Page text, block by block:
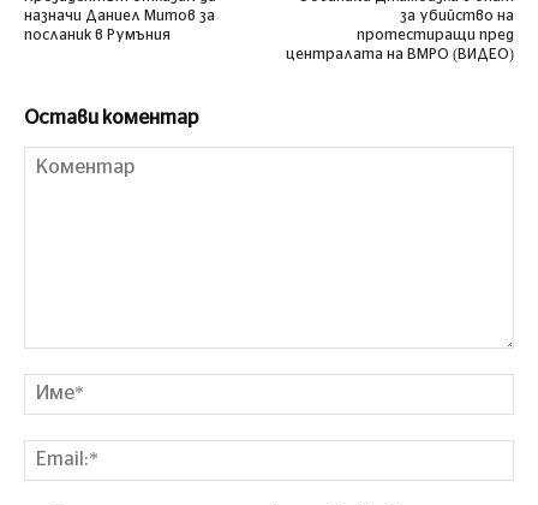
назначи Даниел Митов за
посланик в Румъния
за убийство на
протестиращи пред
централата на ВМРО (ВИДЕО)
Остави коментар